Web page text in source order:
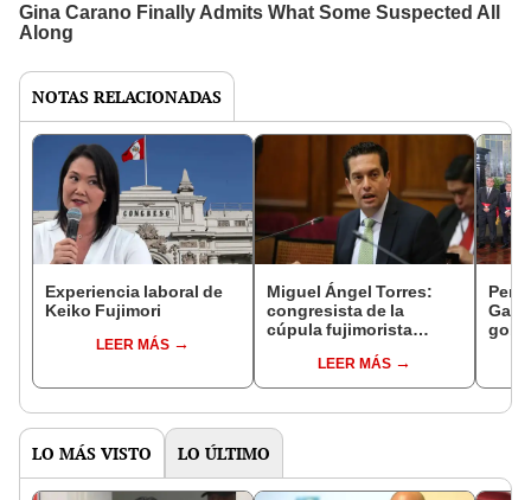
NOTAS RELACIONADAS
Experiencia laboral de
Keiko Fujimori
LEER MÁS
Miguel Ángel Torres:
congresista de la
cúpula fujimorista
del SenadoLEER MÁS
LO MÁS VISTO LO ÚLTIMO